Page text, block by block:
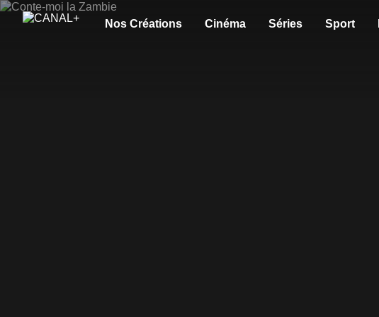
Nos Créations Cinéma Séries Sport